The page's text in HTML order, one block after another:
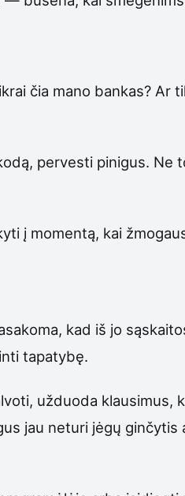
čia mano bankas? Ar
pervesti pinigus. Ne
į momentą, kai
kad iš jo
tapatybę.
užduoda klausimus,
jau neturi jėgų